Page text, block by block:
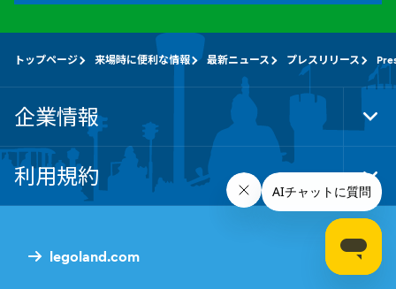
legoland.com
トップページ 来場時に便利な情報 最新ニュース プレスリリース
企業情報
利用規約